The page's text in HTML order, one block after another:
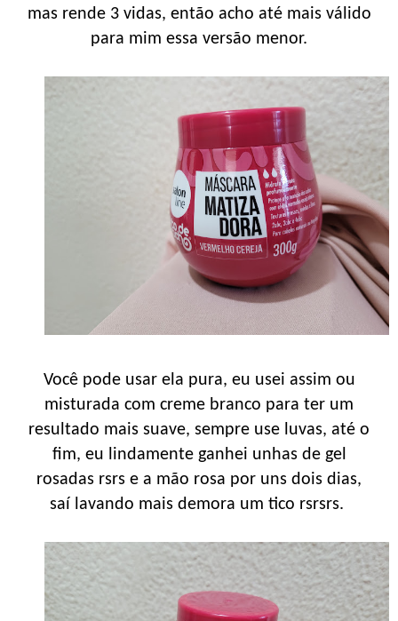
mas rende 3 vidas, então acho até mais válido
para mim essa versão menor.
Você pode usar ela pura, eu usei assim ou
misturada com creme branco para ter um
resultado mais suave, sempre use luvas, até o
fim, eu lindamente ganhei unhas de gel
rosadas rsrs e a mão rosa por uns dois dias,
saí lavando mais demora um tico rsrsrs.